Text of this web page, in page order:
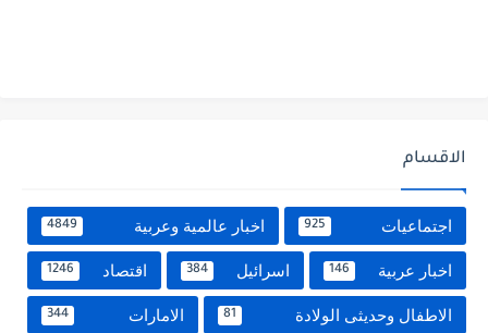
الاقسام
اجتماعيات 925 اخبار عالمية وعربية 4849
اخبار عربية 146 اسرائيل 384 اقتصاد 1246
الاطفال وحديثى الولادة 81 الامارات 344